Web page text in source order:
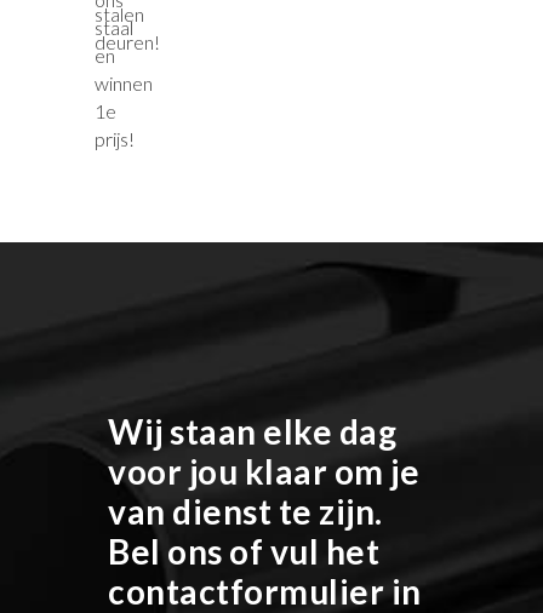
Wij staan elke dag
voor jou klaar om je
van dienst te zijn.
Bel ons of vul het
contactformulier in